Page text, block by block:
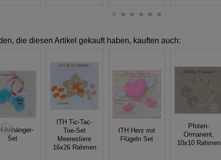
die diesen Artikel gekauft haben, kauften auch:
Anhänger-
Set
ITH Tic-Tac-
Toe-Set
Meerestiere
16x26 Rahmen
ITH Herz mit
Flügeln Set
Pfoten-
Ormanent,
10x10 Rahmen